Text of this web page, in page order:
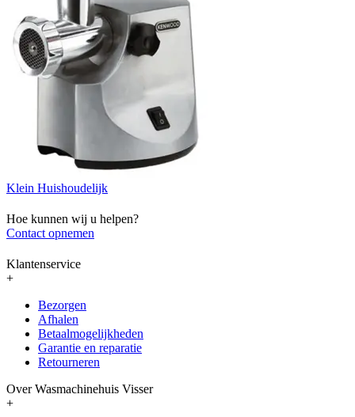
Klein Huishoudelijk
Hoe kunnen wij u helpen?
Contact opnemen
Klantenservice
+
Bezorgen
Afhalen
Betaalmogelijkheden
Garantie en reparatie
Retourneren
Over Wasmachinehuis Visser
+